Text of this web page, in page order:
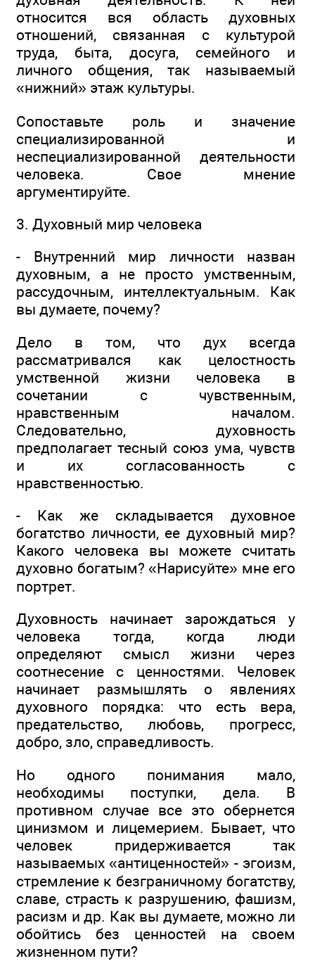
относится вся область духовных
отношений, связанная с культурой
труда, быта, досуга, семейного и
личного общения, так называемый
«нижний» этаж культуры.
Сопоставьте роль и значение
специализированной и
неспециализированной деятельности
человека. Свое мнение
аргументируйте.
3. Духовный мир человека
- Внутренний мир личности назван
духовным, а не просто умственным,
рассудочным, интеллектуальным. Как
вы думаете, почему?
Дело в том, что дух всегда
рассматривался как целостность
умственной жизни человека в
сочетании с чувственным,
нравственным началом.
Следовательно, духовность
предполагает тесный союз ума, чувств
и их согласованность с
нравственностью.
- Как же складывается духовное
богатство личности, ее духовный мир?
Какого человека вы можете считать
духовно богатым? «Нарисуйте» мне его
портрет.
Духовность начинает зарождаться у
человека тогда, когда люди
определяют смысл жизни через
соотнесение с ценностями. Человек
начинает размышлять о явлениях
духовного порядка: что есть вера,
предательство, любовь, прогресс,
добро, зло, справедливость.
Но одного понимания мало,
необходимы поступки, дела. В
противном случае все это обернется
цинизмом и лицемерием. Бывает, что
человек придерживается так
называемых «антиценностей» - эгоизм,
стремление к безграничному богатству,
славе, страсть к разрушению, фашизм,
расизм и др. Как вы думаете, можно ли
обойтись без ценностей на своем
жизненном пути?